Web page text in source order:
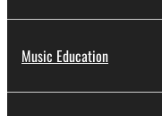
Music Education